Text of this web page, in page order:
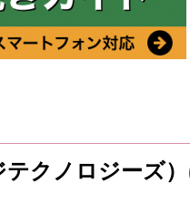
クノロジーズ